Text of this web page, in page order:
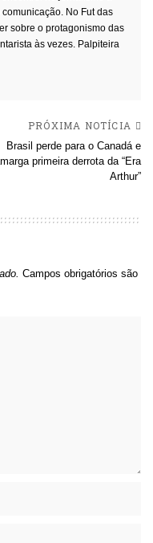
No Fut das
sobre o protagonismo das
às vezes. Palpiteira
PRÓXIMA NOTÍCIA
Brasil perde para o Canadá e
primeira derrota da “Era
Arthur”
Campos obrigatórios são